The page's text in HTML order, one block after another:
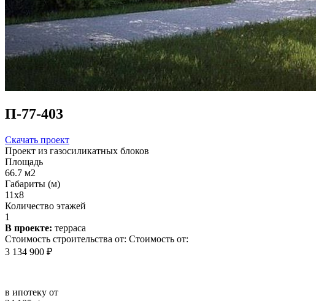
П-77-403
Скачать проект
Проект из газосиликатных блоков
Площадь
66.7 м2
Габариты (м)
11х8
Количество этажей
1
В проекте: терраса
Стоимость строительства от: Стоимость от:
3 134 900 ₽
в ипотеку от